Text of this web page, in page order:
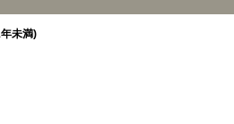
未満)